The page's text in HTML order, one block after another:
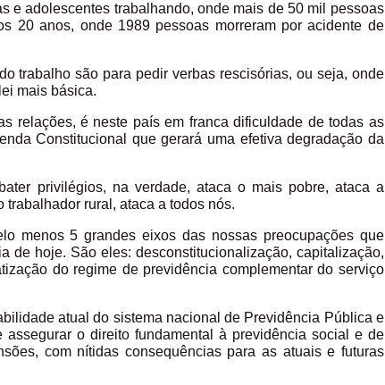
e adolescentes trabalhando, onde mais de 50 mil pessoas
20 anos, onde 1989 pessoas morreram por acidente de
trabalho são para pedir verbas rescisórias, ou seja, onde
mais básica.
relações, é neste país em franca dificuldade de todas as
Constitucional que gerará uma efetiva degradação da
privilégios, na verdade, ataca o mais pobre, ataca a
rural, ataca a todos nós.
menos 5 grandes eixos das nossas preocupações que
de hoje. São eles: desconstitucionalização, capitalização,
do regime de previdência complementar do serviço
atual do sistema nacional de Previdência Pública e
o direito fundamental à previdência social e de
com nítidas consequências para as atuais e futuras